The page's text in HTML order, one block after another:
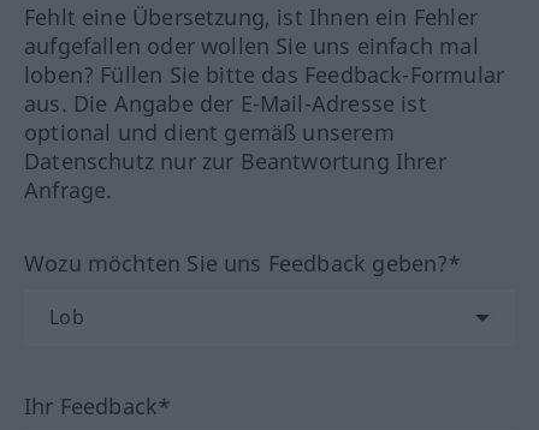
Fehlt eine Übersetzung, ist Ihnen ein Fehler
aufgefallen oder wollen Sie uns einfach mal
loben? Füllen Sie bitte das Feedback-Formular
aus. Die Angabe der E-Mail-Adresse ist
optional und dient gemäß unserem
Datenschutz nur zur Beantwortung Ihrer
Anfrage.
Wozu möchten Sie uns Feedback geben?*
Ihr Feedback*